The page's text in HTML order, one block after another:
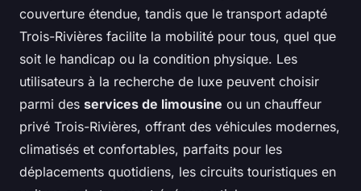
couverture étendue, tandis que le transport adapté
Trois-Rivières facilite la mobilité pour tous, quel que
soit le handicap ou la condition physique. Les
utilisateurs à la recherche de luxe peuvent choisir
parmi des services de limousine ou un chauffeur
privé Trois-Rivières, offrant des véhicules modernes,
climatisés et confortables, parfaits pour les
déplacements quotidiens, les circuits touristiques en